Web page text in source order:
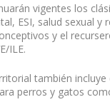
vigentes los
ESI, salud sexual y
y el
ILE.
también incluye
perros y gatos